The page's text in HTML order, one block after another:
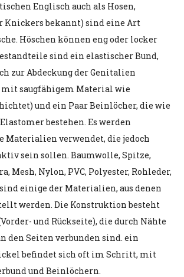
Englisch auch als Hosen,
Knickers bekannt) sind eine Art
Höschen können eng oder locker
sind ein elastischer Bund,
zur Abdeckung der Genitalien
saugfähigem Material wie
und ein Paar Beinlöcher, die wie
bestehen. Es werden
Materialien verwendet, die jedoch
sein sollen. Baumwolle, Spitze,
Mesh, Nylon, PVC, Polyester, Rohleder,
einige der Materialien, aus denen
werden. Die Konstruktion besteht
und Rückseite), die durch Nähte
den Seiten verbunden sind. ein
befindet sich oft im Schritt, mit
und Beinlöchern.